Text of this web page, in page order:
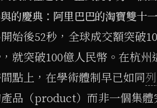
的慶典：阿里巴巴的淘寶雙十
始後52秒，全球成交額突破
就突破100億人民幣。在杭
點上，在學術體制早已如同
品（product）而非一個集